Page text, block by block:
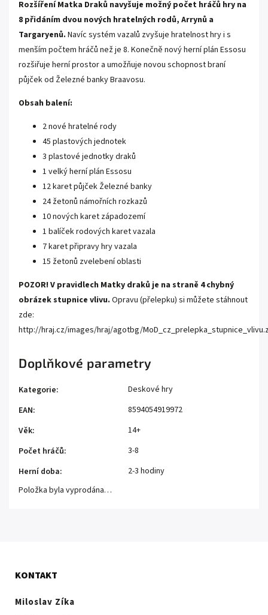
Rozšíření Matka Draků navyšuje možný počet hráčů hry na
8 přidáním dvou nových hratelných rodů, Arrynů a
Targaryenů. Navíc systém vazalů zvyšuje hratelnost hry i s
menším počtem hráčů než je 8. Konečně nový herní plán Essosu
rozšiřuje herní prostor a umožňuje novou schopnost braní
půjček od Železné banky Braavosu.
Obsah balení:
2 nové hratelné rody
45 plastových jednotek
3 plastové jednotky draků
1 velký herní plán Essosu
12 karet půjček Železné banky
24 žetonů námořních rozkazů
10 nových karet západozemí
1 balíček rodových karet vazala
7 karet připravy hry vazala
15 žetonů zvelebení oblasti
POZOR! V pravidlech Matky draků je na straně 4 chybný
obrázek stupnice vlivu. Opravu (přelepku) si můžete stáhnout
zde:
http://hraj.cz/images/hraj/agotbg/
Doplňkové parametry
Kategorie:
Deskové hry
EAN:
8594054919972
Věk:
14+
Počet hráčů:
3-8
Herní doba:
2-3 hodiny
Položka byla vyprodána…
KONTAKT
Miloslav Zíka